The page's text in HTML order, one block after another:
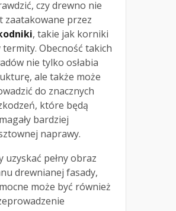
czy drewno nie
zaatakowane przez
, takie jak korniki
termity. Obecność takich
nie tylko osłabia
ale także może
do znacznych
które będą
bardziej
naprawy.
uzyskać pełny obraz
drewnianej fasady,
może być również